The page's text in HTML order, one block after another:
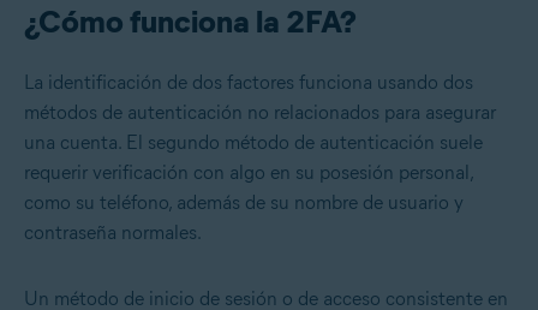
¿Cómo funciona la 2FA?
La identificación de dos factores funciona usando dos
métodos de autenticación no relacionados para asegurar
una cuenta. El segundo método de autenticación suele
requerir verificación con algo en su posesión personal,
como su teléfono, además de su nombre de usuario y
contraseña normales.
Un método de inicio de sesión o de acceso consistente en